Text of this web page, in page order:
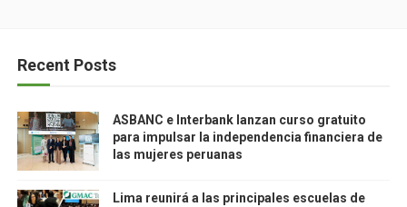
Recent Posts
ASBANC e Interbank lanzan curso gratuito
para impulsar la independencia financiera de
las mujeres peruanas
Lima reunirá a las principales escuelas de